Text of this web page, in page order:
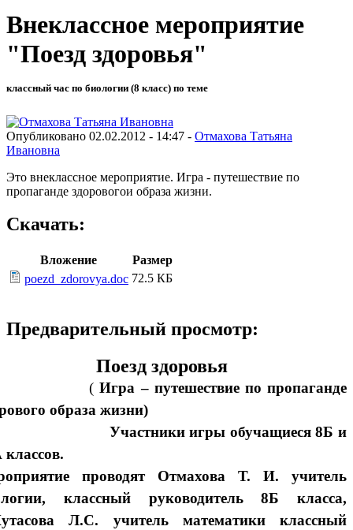
Внеклассное мероприятие
"Поезд здоровья"
классный час по биологии (8 класс) по теме
Опубликовано 02.02.2012 - 14:47 - Отмахова Татьяна
Ивановна
Это внеклассное мероприятие. Игра - путешествие по
пропаганде здоровогои образа жизни.
Скачать:
Вложение
Размер
poezd_zdorovya.doc 72.5 КБ
Предварительный просмотр:
Поезд здоровья
Игра – путешествие по пропаганде
образа жизни)
игры обучащиеся 8Б и
классов.
проводят Отмахова Т. И. учитель
классный руководитель 8Б класса,
Л.С. учитель математики классный